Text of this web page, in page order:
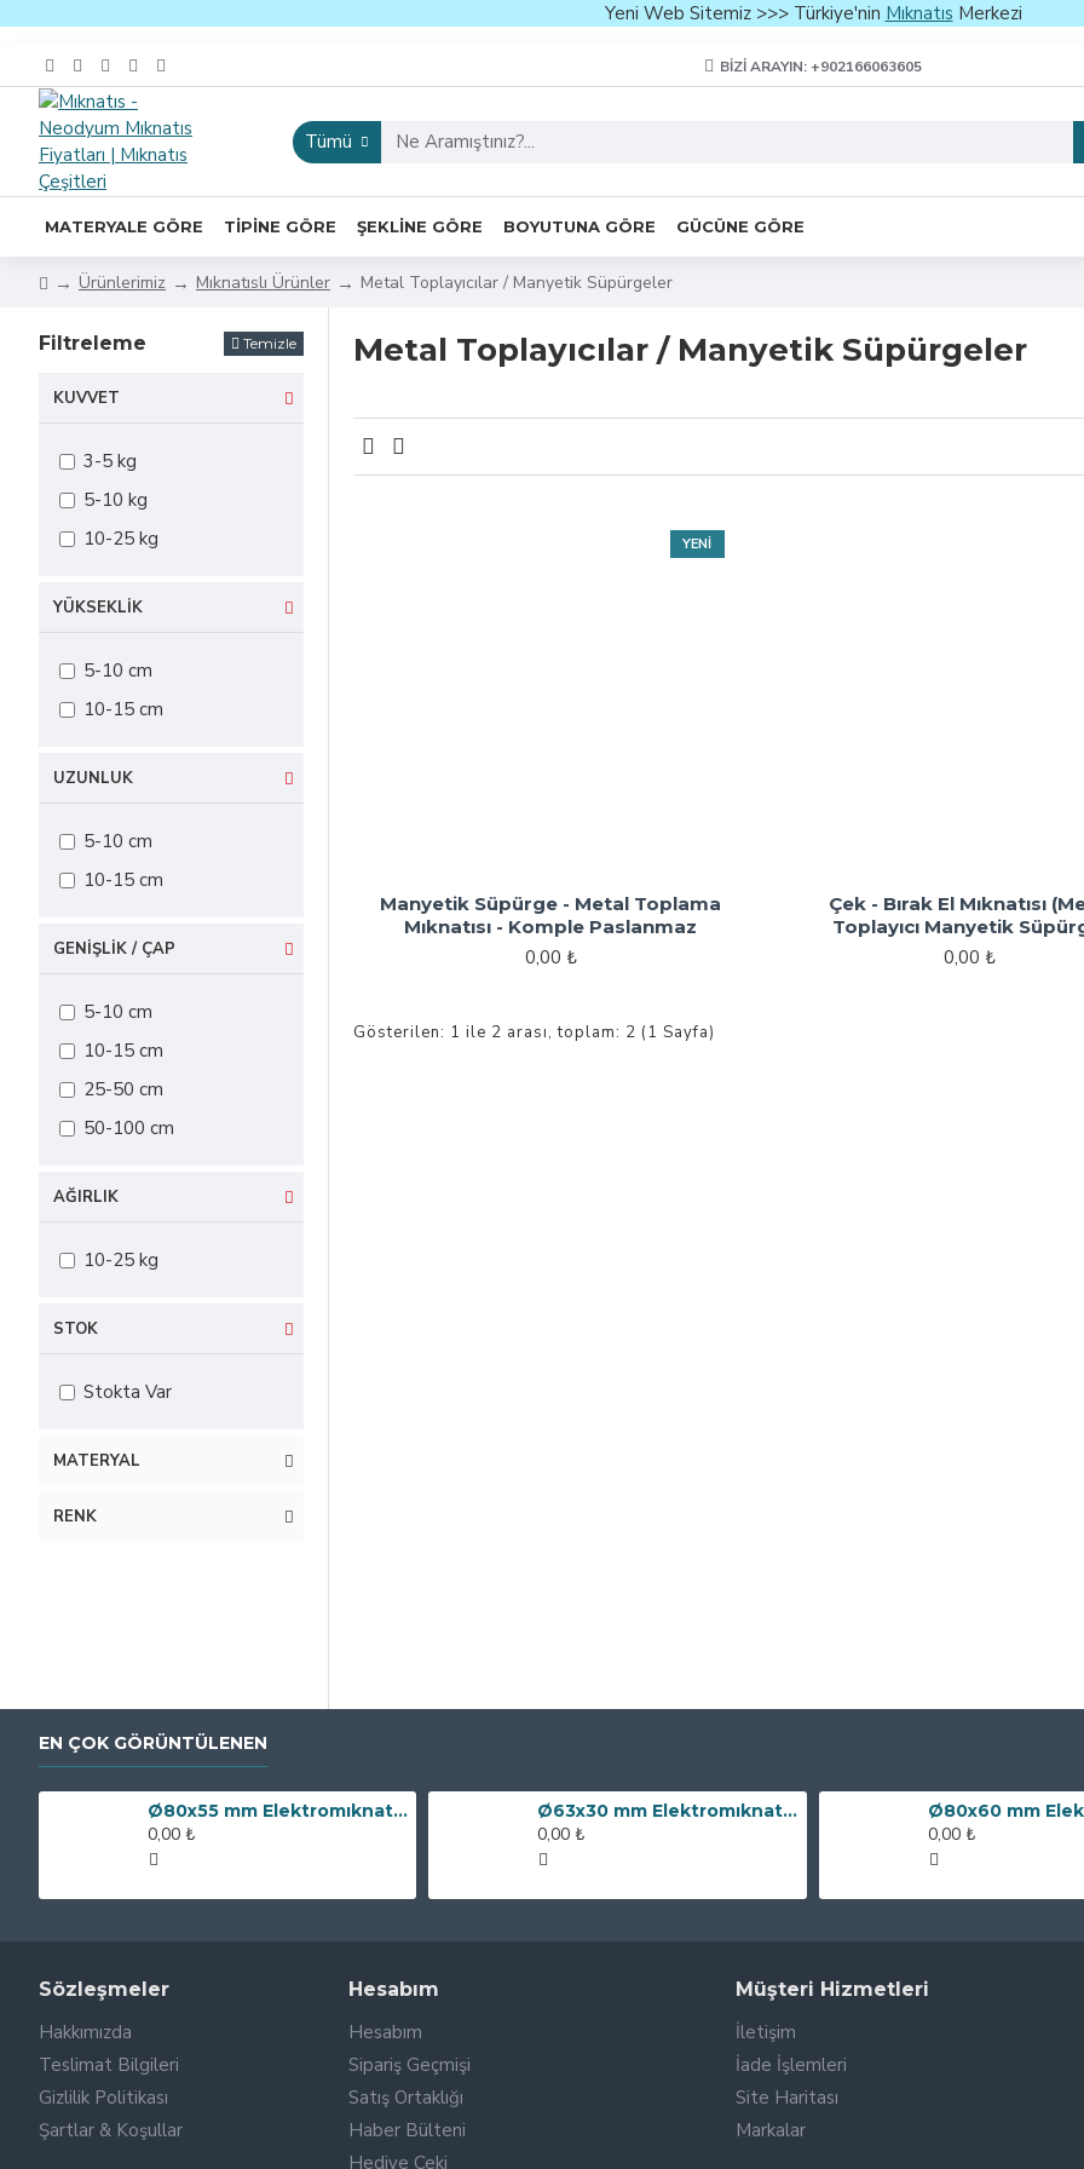
Yeni Web Sitemiz >>> Türkiye'nin Mıknatıs Merkezi
BIZI ARAYIN: +902166063605
Tümü
MATERYALE GÖRE TIPINE GÖRE ŞEKLINE GÖRE BOYUTUNA GÖRE GÜCÜNE GÖRE
Ürünlerimiz Mıknatıslı Ürünler Metal Toplayıcılar / Manyetik Süpürgeler
Filtreleme Temizle
RENK
MATERYAL
KUVVET
3-5 kg
5-10 kg
10-25 kg
YÜKSEKLIK
5-10 cm
10-15 cm
UZUNLUK
5-10 cm
10-15 cm
GENIŞLIK / ÇAP
5-10 cm
10-15 cm
25-50 cm
50-100 cm
AĞIRLIK
10-25 kg
STOK
Stokta Var
Metal Toplayıcılar / Manyetik Süpürgeler
YENI
Manyetik Süpürge - Metal Toplama
Mıknatısı - Komple Paslanmaz
0,00 ₺
Çek - Bırak El Mıknatısı
Toplayıcı Manyetik
0,00 ₺
Gösterilen: 1 ile 2 arası, toplam: 2 (1 Sayfa)
EN ÇOK GÖRÜNTÜLENEN
Ø80x55 mm Elektromıknatıs - 250 kg Çekim Gücü
0,00 ₺
Ø63x30 mm Elektromıknatıs - 100 kg Çekim Gücü
0,00 ₺ 0,00 ₺
Sözleşmeler
Hakkımızda
Teslimat Bilgileri
Gizlilik Politikası
Şartlar & Koşullar
Hesabım
Hesabım
Sipariş Geçmişi
Satış Ortaklığı
Haber Bülteni
Hediye Çeki
Müşteri Hizmetleri
İletişim
İade İşlemleri
Site Haritası
Markalar